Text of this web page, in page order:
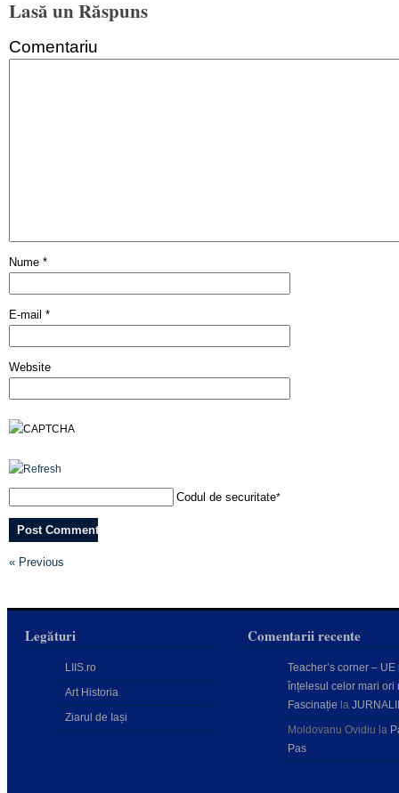
Lasă un Răspuns
Comentariu
Nume *
E-mail *
Website
Codul de securitate*
« Previous
Legături
LIIS.ro
Art Historia
Ziarul de Iași
Comentarii recente
Teacher’s corner – UE
înțelesul celor mari ori
Fascinație la
Moldovanu Ovidiu la
Pas